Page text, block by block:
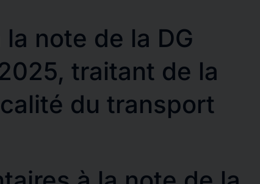
note de la DG
traitant de la
du transport